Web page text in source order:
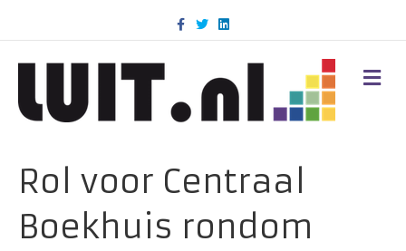
c
k
T
w
i
n
d
M
E
Rol voor Centraal
Boekhuis rondom